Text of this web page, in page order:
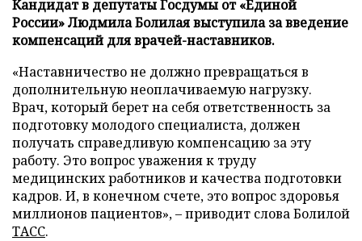
Кандидат в депутаты Госдумы от «Единой
России» Людмила Болилая выступила за введение
компенсаций для врачей-наставников.
«Наставничество не должно превращаться в
дополнительную неоплачиваемую нагрузку.
Врач, который берет на себя ответственность за
подготовку молодого специалиста, должен
получать справедливую компенсацию за эту
работу. Это вопрос уважения к труду
медицинских работников и качества подготовки
кадров. И, в конечном счете, это вопрос здоровья
миллионов пациентов», – приводит слова Болилой
ТАСС.